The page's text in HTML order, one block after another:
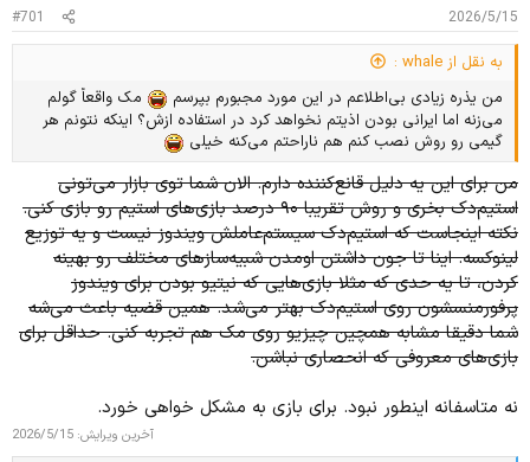
د
ه
م
ض
و
ع
ع
2026/5/15
#701
به نقل از whale :
من یذره زیادی بی‌اطلاعم در این مورد مجبورم بپرسم
مک واقعاً گولم
می‌زنه اما ایرانی بودن اذیتم نخواهد کرد در استفاده ازش؟ اینکه نتونم هر
گیمی رو روش نصب کنم هم ناراحتم می‌کنه خیلی
من برای این یه دلیل قانع‌کننده دارم. الان شما توی بازار می‌تونی
استیم‌دک بخری و روش تقریبا ۹۰ درصد بازی‌های استیم رو بازی کنی.
نکته اینجاست که استیم‌دک سیستم‌عاملش ویندوز نیست و یه توزیع
لینوکسه. اینا تا جون داشتن اومدن شبیه‌سازهای مختلف رو بهینه
کردن، تا یه حدی که مثلا بازی‌‌هایی که نیتیو بودن برای ویندوز
پرفورمنسشون روی استیم‌دک بهتر می‌شد. همین قضیه باعث می‌شه
شما دقیقا مشابه همچین چیزیو روی مک هم تجربه کنی. حداقل برای
بازی‌های معروفی که انحصاری نباشن.
نه متاسفانه اینطور نبود. برای بازی به مشکل خواهی خورد.
آخرین ویرایش: 2026/5/15